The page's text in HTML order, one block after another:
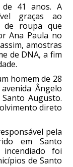
de 41 anos. A
graças ao
de roupa que
Ana Paula no
amostras
de DNA, a fim
homem de 28
Ângelo
Augusto.
direto
pela
em Santo
foi
de Santo